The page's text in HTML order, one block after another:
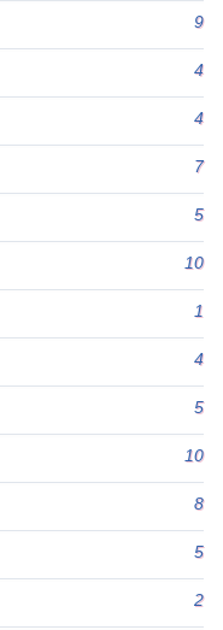
9
4
4
7
5
10
1
4
5
10
8
5
2